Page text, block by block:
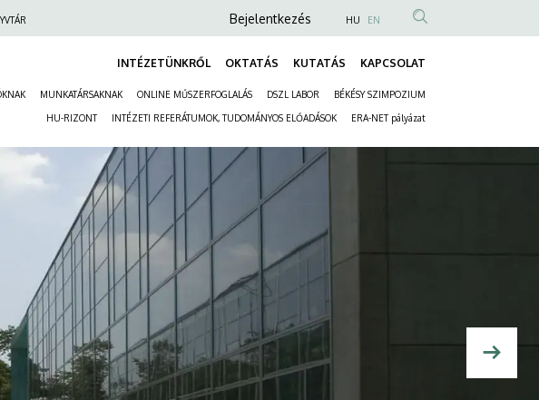
Anonim
fiók
menüje
Bejelentkezés HU EN
INTÉZETÜNKRŐL OKTATÁS KUTATÁS KAPCSOLAT
navigáció
MUNKATÁRSAKNAK ONLINE MŰSZERFOGLALÁS DSZL LABOR BÉKÉSY SZIMPOZIUM
HU-RIZONT INTÉZETI REFERÁTUMOK, TUDOMÁNYOS ELŐADÁSOK ERA-NET pályázat